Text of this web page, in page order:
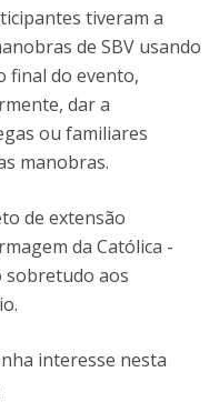
tiveram a
de SBV usando
final do evento,
dar a
ou familiares
manobras.
de extensão
da Católica -
sobretudo aos
interesse nesta